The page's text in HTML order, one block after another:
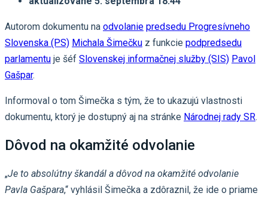
Autorom dokumentu na odvolanie predsedu Progresívneho
Slovenska (PS) Michala Šimečku z funkcie podpredsedu
parlamentu je šéf Slovenskej informačnej služby (SIS) Pavol
Gašpar.
Informoval o tom Šimečka s tým, že to ukazujú vlastnosti
dokumentu, ktorý je dostupný aj na stránke Národnej rady SR.
Dôvod na okamžité odvolanie
„Je to absolútny škandál a dôvod na okamžité odvolanie
Pavla Gašpara,“ vyhlásil Šimečka a zdôraznil, že ide o priame